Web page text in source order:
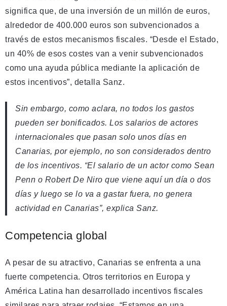
significa que, de una inversión de un millón de euros,
alrededor de 400.000 euros son subvencionados a
través de estos mecanismos fiscales. “Desde el Estado,
un 40% de esos costes van a venir subvencionados
como una ayuda pública mediante la aplicación de
estos incentivos”, detalla Sanz.
Sin embargo, como aclara, no todos los gastos
pueden ser bonificados. Los salarios de actores
internacionales que pasan solo unos días en
Canarias, por ejemplo, no son considerados dentro
de los incentivos. “El salario de un actor como Sean
Penn o Robert De Niro que viene aquí un día o dos
días y luego se lo va a gastar fuera, no genera
actividad en Canarias”, explica Sanz.
Competencia global
A pesar de su atractivo, Canarias se enfrenta a una
fuerte competencia. Otros territorios en Europa y
América Latina han desarrollado incentivos fiscales